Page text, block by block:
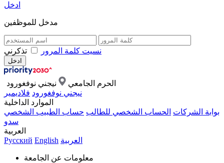
ادخل
مدخل للموظفين
نسيت كلمة المرور تذكرني
الحرم الجامعي
نيجني نوفغورود
نيجني نوفغورود فلاديمير
الموارد الداخلية
بوابة الشركات الحساب الشخصي للطالب حساب الطبيب الشخصي
سدو
العربية
Русский English العربية
معلومات عن الجامعة